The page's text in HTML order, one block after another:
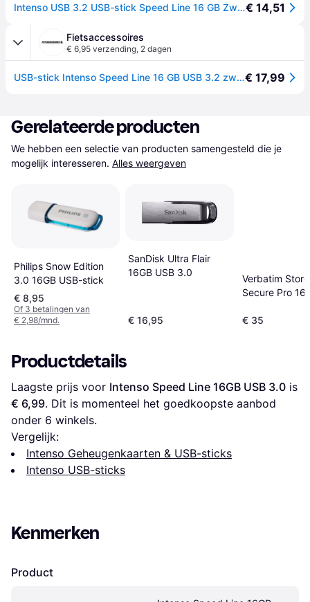
Intenso USB 3.2 USB-stick Speed Line 16 GB Zwart€ 14,51
Fietsaccessoires
€ 6,95 verzending, 2 dagen
USB-stick Intenso Speed Line 16 GB USB 3.2 zwart€ 17,99
Gerelateerde producten
We hebben een selectie van producten samengesteld die je
mogelijk interesseren. Alles weergeven
Philips Snow Edition
3.0 16GB USB-stick
€ 8,95
Of 3 betalingen van
€ 2,98/mnd.
SanDisk Ultra Flair
16GB USB 3.0
€ 16,95
Verbatim
Secure Pro
€ 35
Productdetails
Laagste prijs voor Intenso Speed Line 16GB USB 3.0
€ 6,99. Dit is momenteel het goedkoopste aanbod
onder 6 winkels.
Vergelijk:
Intenso Geheugenkaarten & USB-sticks
Intenso USB-sticks
Kenmerken
Product